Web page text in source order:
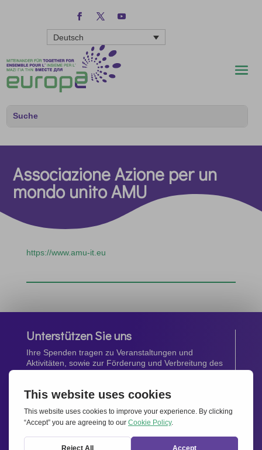
Deutsch
Associazione Azione per un
mondo unito AMU
https://www.amu-it.eu
Unterstützen Sie uns
Ihre Spenden tragen zu Veranstaltungen und
Aktivitäten, sowie zur Förderung und Verbreitung des